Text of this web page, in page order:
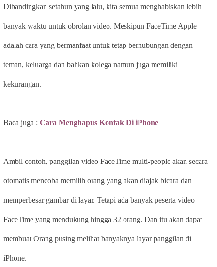
Dibandingkan setahun yang lalu, kita semua menghabiskan lebih
banyak waktu untuk obrolan video. Meskipun FaceTime Apple
adalah cara yang bermanfaat untuk tetap berhubungan dengan
teman, keluarga dan bahkan kolega namun juga memiliki
kekurangan.
Baca juga : Cara Menghapus Kontak Di iPhone
Ambil contoh, panggilan video FaceTime multi-people akan secara
otomatis mencoba memilih orang yang akan diajak bicara dan
memperbesar gambar di layar. Tetapi ada banyak peserta video
FaceTime yang mendukung hingga 32 orang. Dan itu akan dapat
membuat Orang pusing melihat banyaknya layar panggilan di
iPhone.